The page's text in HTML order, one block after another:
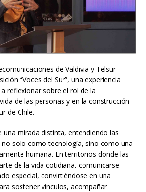
de Valdivia y Telsur
“Voces del Sur”, una experiencia
reflexionar sobre el rol de la
de las personas y en la construcción
de Chile.
una mirada distinta, entendiendo las
solo como tecnología, sino como una
humana. En territorios donde las
de la vida cotidiana, comunicarse
especial, convirtiéndose en una
sostener vínculos, acompañar